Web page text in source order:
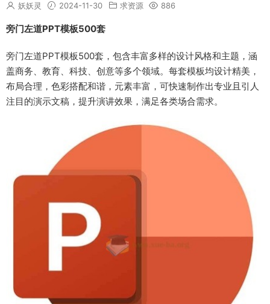
妖妖灵 2024-11-30 求资源 886
旁门左道PPT模板500套
旁门左道PPT模板500套，包含丰富多样的设计风格和主题，涵
盖商务、教育、科技、创意等多个领域。每套模板均设计精美，
布局合理，色彩搭配和谐，元素丰富，可快速制作出专业且引人
注目的演示文稿，提升演讲效果，满足各类场合需求。